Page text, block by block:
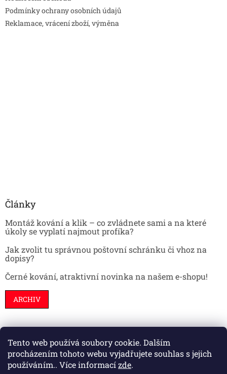
Tento web používá soubory cookie. Dalším
procházením tohoto webu vyjadřujete souhlas s jejich
používáním.. Více informacízde.
Podmínky ochrany osobních údajů
Reklamace, vrácení zboží, výměna
Články
Montáž kování a klik – co zvládnete sami a na které
úkoly se vyplatí najmout profíka?
Jak zvolit tu správnou poštovní schránku či vhoz na
dopisy?
Černé kování, atraktivní novinka na našem e-shopu!
ARCHIV
Stavební pouzdra Interiéry Dveře